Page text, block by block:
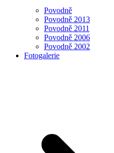
Povodně
Povodně 2013
Povodně 2011
Povodně 2006
Povodně 2002
Fotogalerie